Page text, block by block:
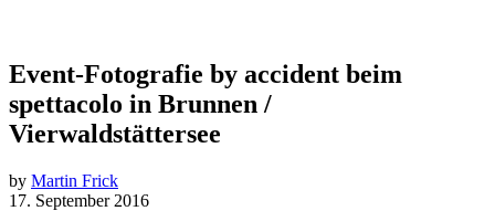
Event-Fotografie by accident beim
spettacolo in Brunnen /
Vierwaldstättersee
by Martin Frick
17. September 2016